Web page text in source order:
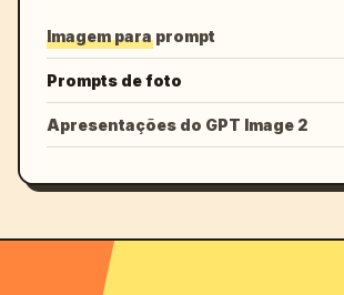
Imagem para prompt
Prompts de foto
Apresentações do GPT Image 2